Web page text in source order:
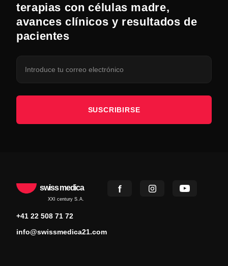
terapias con células madre,
avances clínicos y resultados de
pacientes
SUSCRIBIRSE
swiss medica
XXI century S.A.
+41 22 508 71 72
info@swissmedica21.com